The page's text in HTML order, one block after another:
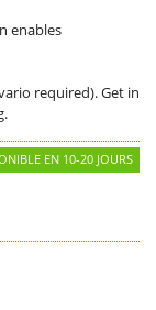
enables
required). Get in
EN 10-20 JOURS